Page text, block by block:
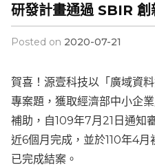
研發計畫通過 SBIR
Posted on 2020-07-21
賀喜！源壹科技以「廣域資
專案題，獲取經濟部中小企
補助，自109年7月21日通知
近6個月完成，並於110年4月
已完成結案。